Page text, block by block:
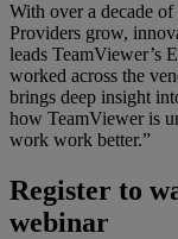
With over a decade
Providers grow,
leads TeamViewer’s
worked across the
brings deep insight
how TeamViewer is
work work better.”
Register to
webinar